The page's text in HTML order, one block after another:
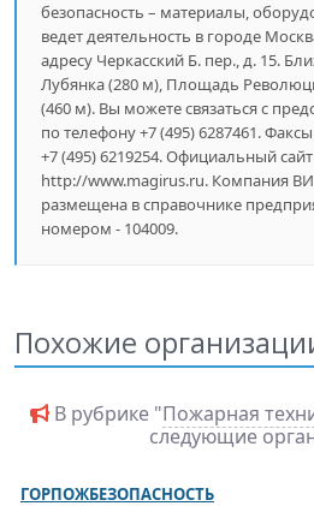
безопасность – материалы,
ведет деятельность в городе
адресу Черкасский Б. пер., д. 15.
Лубянка (280 м), Площадь
(460 м). Вы можете связаться с
по телефону +7 (495) 6287461.
+7 (495) 6219254. Официальный
http://www.magirus.ru. Компания
размещена в справочнике
номером - 104009.
Похожие
В рубрике "Пожарная
следующие
ГОРПОЖБЕЗОПАСНОСТЬ